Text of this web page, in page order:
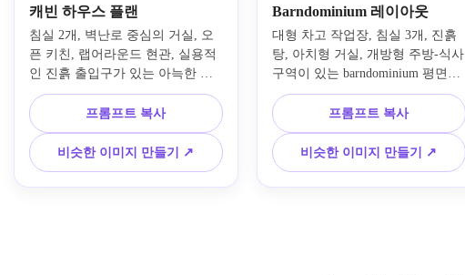
캐빈 하우스 플랜
침실 2개, 벽난로 중심의 거실, 오
픈 키친, 랩어라운드 현관, 실용적
인 진흙 출입구가 있는 아늑한 캐
빈 하우스 계획을 만드세요. 읽기
쉬운 객실 라벨, 소박한 프레젠테
이션 세부 사항, 따뜻한 나무에서
영감을 받은 악센트, 부드러운 흙
빛 톤, 계획의 명확성을 여전히 유
지하는 환영하는 분위기가 있는 하
프롬프트 복사
비슷한 이미지 만들기 ↗
Barndominium 레이아웃
대형 차고 작업장, 침실 3개, 진흙
탕, 아치형 거실, 개방형 주방-식사
구역이 있는 barndominium 평면도
를 생성하세요. 넓은 직사각형 구
조, 명확하게 구분된 작업 공간과
생활 공간, 클린 룸 라벨, 현대적인
농촌 디자인 큐, 균형 잡힌 구성,
깔끔한 평면도 프레젠테이션 스타
일을 보여줍니다.
프롬프트 복사
비슷한 이미지 만들기 ↗